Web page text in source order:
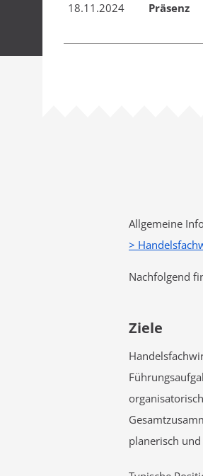
18.11.2024
Präsenz
Allgemeine
>
Nachfolgend
Ziele
planerisch